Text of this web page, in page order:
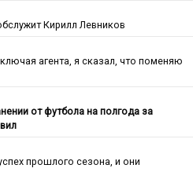
Кирилл Левников
агента, я сказал, что поменяю
от футбола на полгода за
прошлого сезона, и они